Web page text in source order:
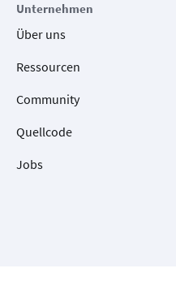
Unternehmen
Über uns
Ressourcen
Community
Quellcode
Jobs